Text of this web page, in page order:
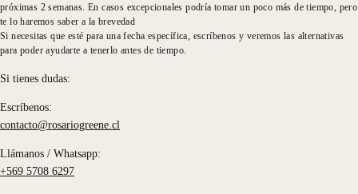
próximas 2 semanas. En casos excepcionales podría tomar un poco más de tiempo, pero
te lo haremos saber a la brevedad
Si necesitas que esté para una fecha específica, escríbenos y veremos las alternativas
para poder ayudarte a tenerlo antes de tiempo.
Si tienes dudas:
Escríbenos:
contacto@rosariogreene.cl
Llámanos / Whatsapp:
+569 5708 6297